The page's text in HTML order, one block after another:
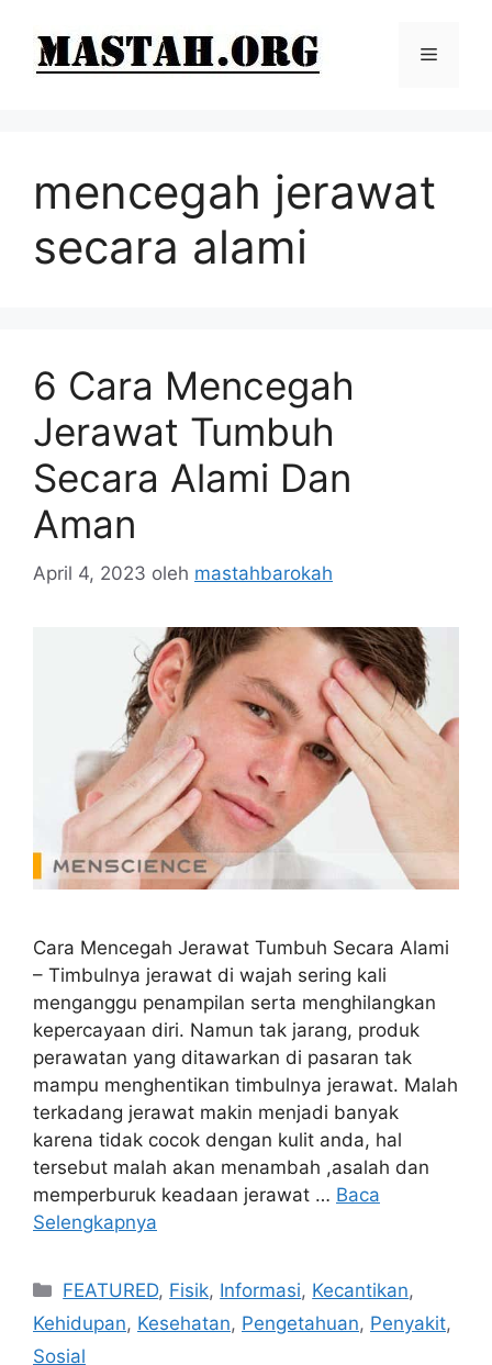
Menu
mencegah jerawat
secara alami
6 Cara Mencegah
Jerawat Tumbuh
Secara Alami Dan
Aman
April 4, 2023 oleh mastahbarokah
Cara Mencegah Jerawat Tumbuh Secara Alami
– Timbulnya jerawat di wajah sering kali
menganggu penampilan serta menghilangkan
kepercayaan diri. Namun tak jarang, produk
perawatan yang ditawarkan di pasaran tak
mampu menghentikan timbulnya jerawat. Malah
terkadang jerawat makin menjadi banyak
karena tidak cocok dengan kulit anda, hal
tersebut malah akan menambah ,asalah dan
memperburuk keadaan jerawat … Baca
Selengkapnya
Kategori
FEATURED, Fisik, Informasi, Kecantikan,
Kehidupan, Kesehatan, Pengetahuan, Penyakit,
Sosial